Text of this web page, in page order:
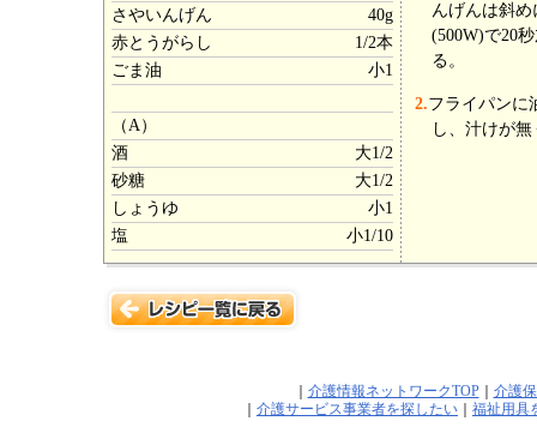
さやいんげん
40g
赤とうがらし
1/2本
ごま油
小1
（A）
酒
大1/2
砂糖
大1/2
しょうゆ
小1
塩
小1/10
んげんは斜
(500W)で20
る。
2.フライパンに
し、汁けが
介護情報ネットワークTOP｜ 介護
介護サービス事業者を探したい 福祉用具